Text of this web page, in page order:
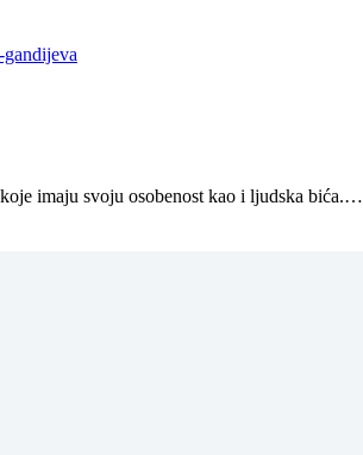
imaju svoju osobenost kao i ljudska bića.…